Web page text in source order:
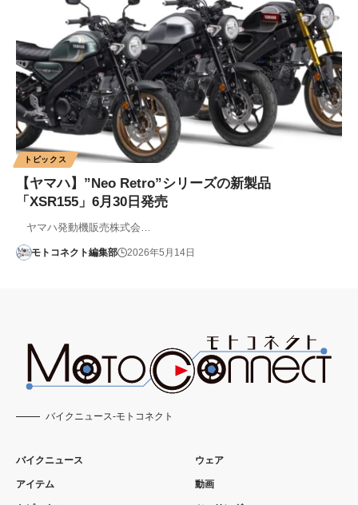
トピックス
【ヤマハ】”Neo Retro”シリーズの新製品
「XSR155」6月30日発売
ヤマハ発動機販売株式会…
モトコネクト編集部 2026年5月14日
バイクニュース-モトコネクト
バイクニュース
アイテム
ウェア
動画